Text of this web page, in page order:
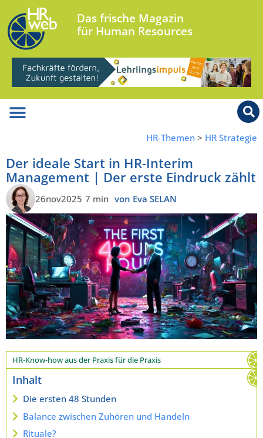
Das frische Magazin
für Human Resources
HR-Themen > HR Strategie
Der ideale Start in HR-Interim
Management | Der erste Eindruck zählt
26nov2025 7 min von Eva SELAN
HR-Know-how aus der Praxis für die Praxis
Inhalt
Die ersten 48 Stunden
Balance zwischen Zuhören und Handeln
Rituale?